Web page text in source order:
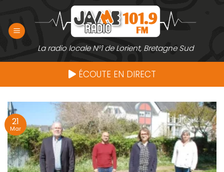
contenu
La radio locale N°1 de Lorient, Bretagne Sud
ÉCOUTE EN DIRECT
21
Mar